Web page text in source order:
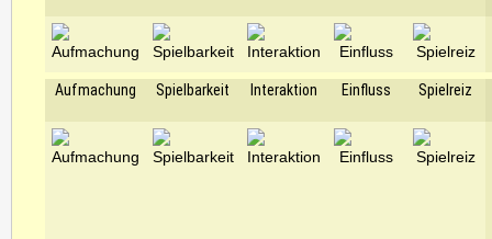
Aufmachung Spielbarkeit Interaktion Einfluss Spielreiz